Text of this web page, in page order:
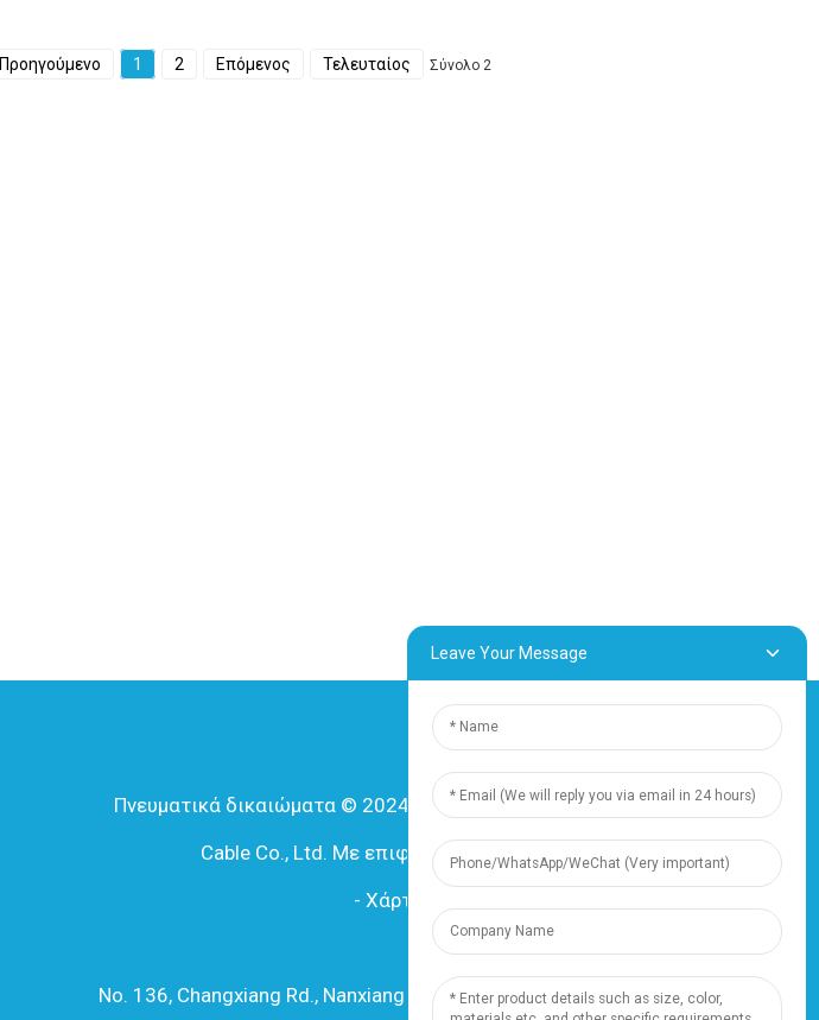
Προηγούμενο 1 2 Επόμενος Τελευταίος Σύνολο 2
Πνευματικά δικαιώματα © 2024 Shanghai Dingzun Electric &
Cable Co., Ltd. Με επιφύλαξη παντός δικαιώματος
- Χάρτης ιστότοπου
Πόρος
No. 136, Changxiang Rd., Nanxiang Town, 201802, Σαγκάη, Κίνα
Leave Your Message